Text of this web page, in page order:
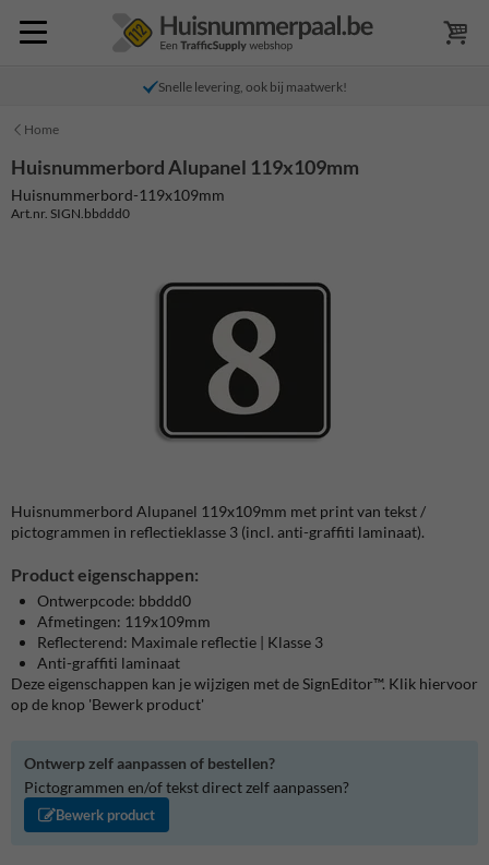
Snelle levering, ook bij maatwerk!
Home
Huisnummerbord Alupanel 119x109mm
Huisnummerbord-119x109mm
Art.nr. SIGN.bbddd0
Huisnummerbord Alupanel 119x109mm met print van tekst /
pictogrammen in reflectieklasse 3 (incl. anti-graffiti laminaat).
Product eigenschappen:
Ontwerpcode: bbddd0
Afmetingen: 119x109mm
Reflecterend: Maximale reflectie | Klasse 3
Anti-graffiti laminaat
Deze eigenschappen kan je wijzigen met de SignEditor™. Klik hiervoor
op de knop 'Bewerk product'
Ontwerp zelf aanpassen of bestellen?
Pictogrammen en/of tekst direct zelf aanpassen?
Bewerk product